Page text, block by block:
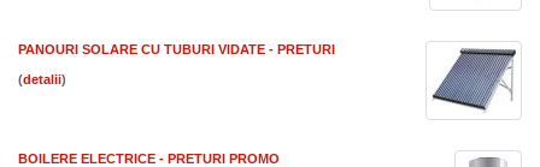
PANOURI SOLARE CU TUBURI VIDATE - PRETURI
( )
BOILERE ELECTRICE - PRETURI PROMO